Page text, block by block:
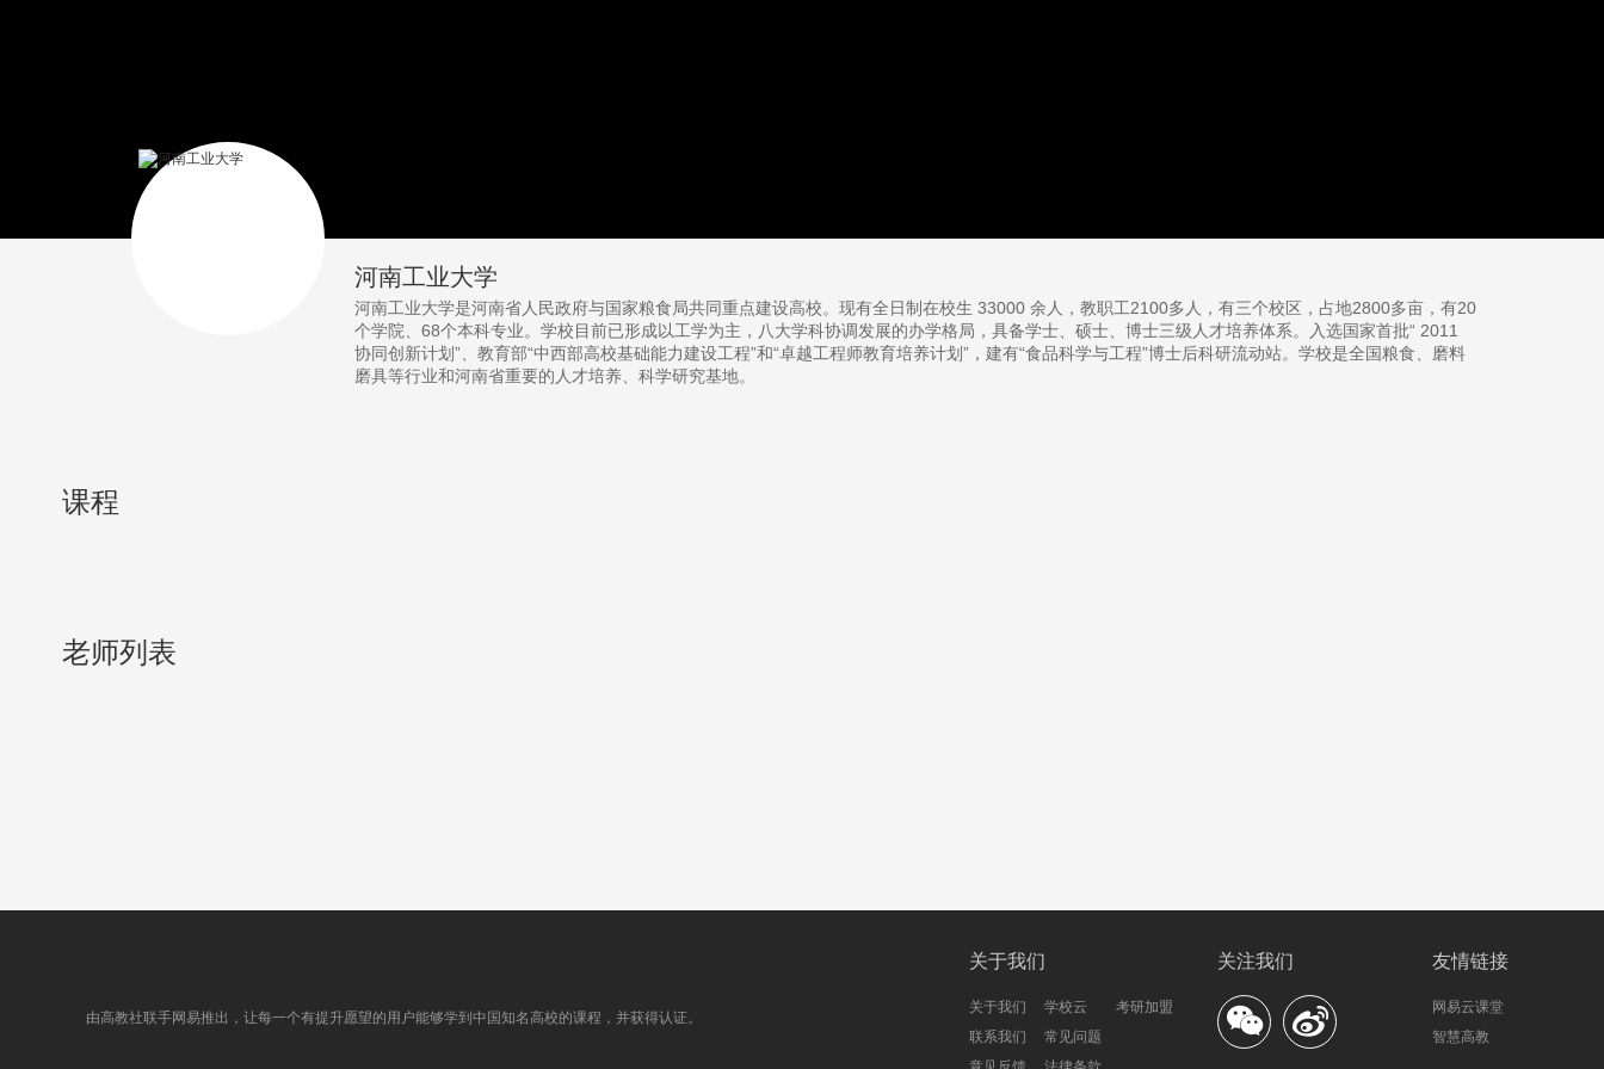
河南工业大学
河南工业大学是河南省人民政府与国家粮食局共同重点建设高校。现有全日制在校生 33000 余人，教职工2100多人，有三个校区，占地2800多亩，有20
个学院、68个本科专业。学校目前已形成以工学为主，八大学科协调发展的办学格局，具备学士、硕士、博士三级人才培养体系。入选国家首批“ 2011
协同创新计划”、教育部“中西部高校基础能力建设工程”和“卓越工程师教育培养计划”，建有“食品科学与工程”博士后科研流动站。学校是全国粮食、磨料
磨具等行业和河南省重要的人才培养、科学研究基地。
课程
老师列表
由高教社联手网易推出，让每一个有提升愿望的用户能够学到中国知名高校的课程，并获得认证。
友情链接
网易云课堂
智慧高教
关注我们
关于我们
关于我们
学校云
联系我们
常见问题
考研加盟